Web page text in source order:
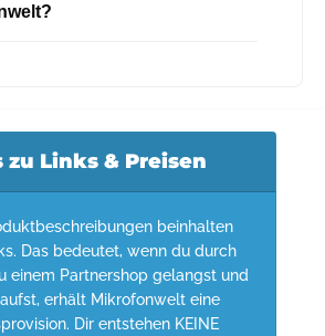
zu Links & Preisen
beinhalten
Das bedeutet, wenn du durch
einem Partnershop gelangst und
erhält Mikrofonwelt eine
Dir entstehen KEINE